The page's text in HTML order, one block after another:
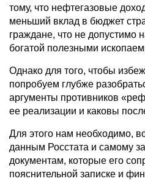
тому, что нефтегазовые
меньший вклад в бюджет
граждане, что не допустимо
богатой полезными
Однако для того, чтобы
попробуем глубже
аргументы противников
ее реализации и каковы
Для этого нам необходимо,
данным Росстата и самому
документам, которые его
пояснительной записке и